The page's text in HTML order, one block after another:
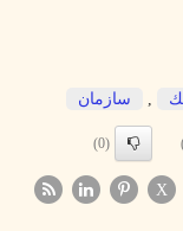
, سازمان
(0)
X